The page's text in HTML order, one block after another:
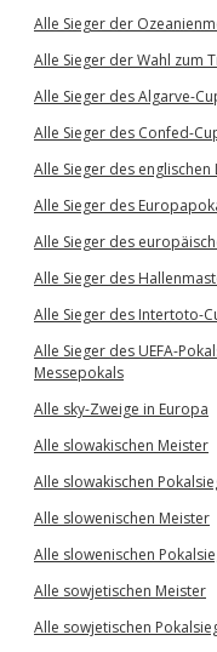
Alle Sieger der
Alle Sieger der Wahl zum
Alle Sieger des Algarve-
Alle Sieger des Confed-
Alle Sieger des englischen
Alle Sieger des
Alle Sieger des
Alle Sieger des
Alle Sieger des Intertoto-
Alle Sieger des UEFA-
Messepokals
Alle sky-Zweige in Europa
Alle slowakischen Meister
Alle slowakischen
Alle slowenischen Meister
Alle slowenischen
Alle sowjetischen Meister
Alle sowjetischen